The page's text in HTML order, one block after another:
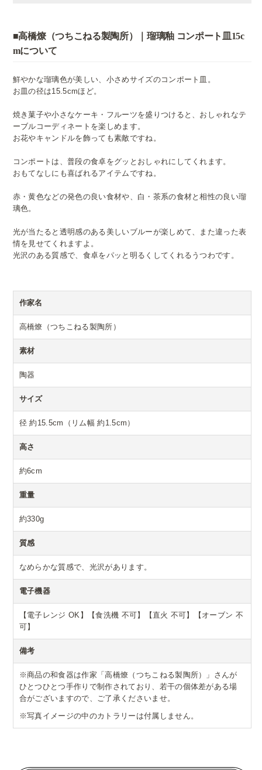
■高橋燎（つちこねる製陶所）｜瑠璃釉 コンポート皿15c
mについて
鮮やかな瑠璃色が美しい、小さめサイズのコンポート皿。
お皿の径は15.5cmほど。
焼き菓子や小さなケーキ・フルーツを盛りつけると、おしゃれなテ
ーブルコーディネートを楽しめます。
お花やキャンドルを飾っても素敵ですね。
コンポートは、普段の食卓をグッとおしゃれにしてくれます。
おもてなしにも喜ばれるアイテムですね。
赤・黄色などの発色の良い食材や、白・茶系の食材と相性の良い瑠
璃色。
光が当たると透明感のある美しいブルーが楽しめて、また違った表
情を見せてくれますよ。
光沢のある質感で、食卓をパッと明るくしてくれるうつわです。
作家名
高橋燎（つちこねる製陶所）
素材
陶器
サイズ
径 約15.5cm（リム幅 約1.5cm）
高さ
約6cm
重量
約330g
質感
なめらかな質感で、光沢があります。
電子機器
【電子レンジ OK】【食洗機 不可】【直火 不可】【オーブン 不
可】
備考
※商品の和食器は作家「高橋燎（つちこねる製陶所）」さんが
ひとつひとつ手作りで制作されており、若干の個体差がある場
合がございますので、ご了承くださいませ。
※写真イメージの中のカトラリーは付属しません。